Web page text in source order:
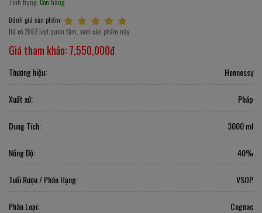
Tình trạng: Còn hàng
Đánh giá sản phẩm:
Đã có 2062 lượt quan tâm, xem sản phẩm này
Giá tham khảo:7,550,000đ
Thương hiệu: Hennessy
Xuất xứ: Pháp
Dung Tích: 3000 ml
Nồng Độ: 40%
Tuổi Rượu / Phân Hạng: VSOP
Phân Loại: Cognac